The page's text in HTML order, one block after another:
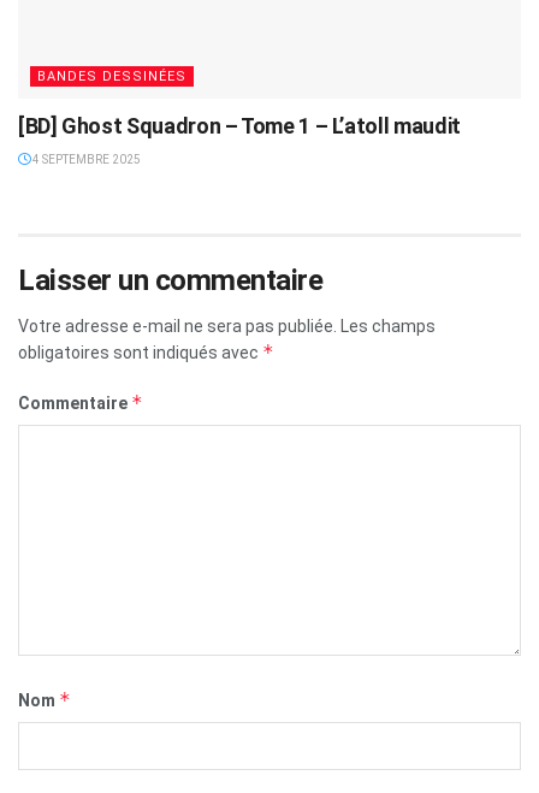
BANDES DESSINÉES
[BD] Ghost Squadron – Tome 1 – L’atoll maudit
4 SEPTEMBRE 2025
Laisser un commentaire
Votre adresse e-mail ne sera pas publiée.
Les champs
obligatoires sont indiqués avec *
Commentaire *
Nom *